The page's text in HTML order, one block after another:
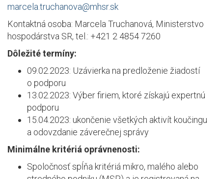
marcela.truchanova@mhsr.sk
Kontaktná osoba: Marcela Truchanová, Ministerstvo
hospodárstva SR, tel.: +421 2 4854 7260
Dôležité termíny:
09.02.2023: Uzávierka na predloženie žiadostí
o podporu
13.02.2023: Výber firiem, ktoré získajú expertnú
podporu
15.04.2023: ukončenie všetkých aktivít koučingu
a odovzdanie záverečnej správy
Minimálne kritériá oprávnenosti:
Spoločnosť spĺňa kritériá mikro, malého alebo